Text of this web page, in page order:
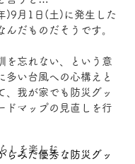
しを楽しむ
)9月1日(土)に発生した
んだものだそうです。
を忘れない、という意
多い台風への心構えと
、我が家でも防災グッ
ドマップの見直しを行
らみた優秀な防災グッ